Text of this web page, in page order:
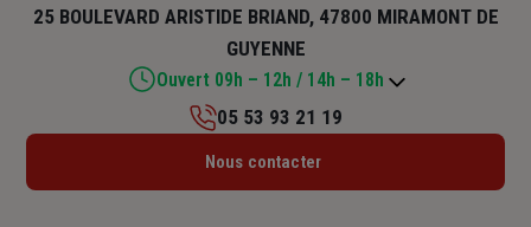
25 BOULEVARD ARISTIDE BRIAND, 47800 MIRAMONT DE
GUYENNE
Ouvert 09h – 12h / 14h – 18h
Lundi : 09h – 12h / 14h – 18h
05 53 93 21 19
Nous contacter